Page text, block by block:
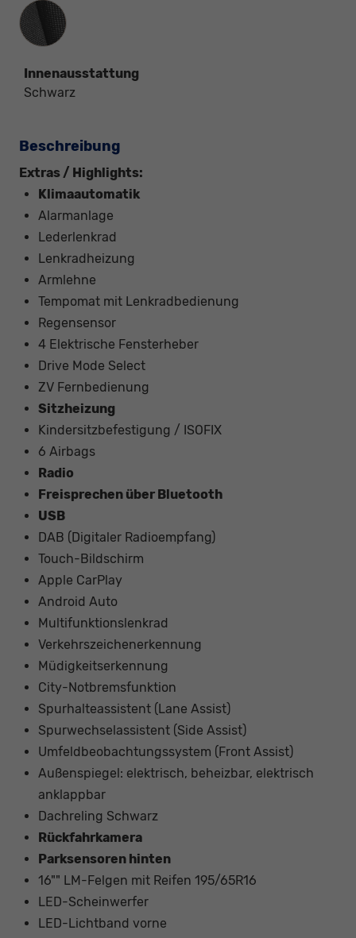
Innenausstattung
Innenausstattung
Schwarz
Beschreibung
Extras / Highlights:
Klimaautomatik
Alarmanlage
Lederlenkrad
Lenkradheizung
Armlehne
Tempomat mit Lenkradbedienung
Regensensor
4 Elektrische Fensterheber
Drive Mode Select
ZV Fernbedienung
Sitzheizung
Kindersitzbefestigung / ISOFIX
6 Airbags
Radio
Freisprechen über Bluetooth
USB
DAB (Digitaler Radioempfang)
Touch-Bildschirm
Apple CarPlay
Android Auto
Multifunktionslenkrad
Verkehrszeichenerkennung
Müdigkeitserkennung
City-Notbremsfunktion
Spurhalteassistent (Lane Assist)
Spurwechselassistent (Side Assist)
Umfeldbeobachtungssystem (Front Assist)
Außenspiegel: elektrisch, beheizbar, elektrisch
anklappbar
Dachreling Schwarz
Rückfahrkamera
Parksensoren hinten
16"" LM-Felgen mit Reifen 195/65R16
LED-Scheinwerfer
LED-Lichtband vorne